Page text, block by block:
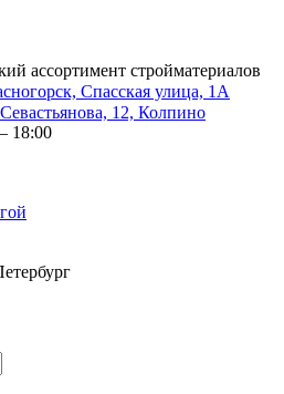
ассортимент стройматериалов
Спасская улица, 1А
12, Колпино
18:00